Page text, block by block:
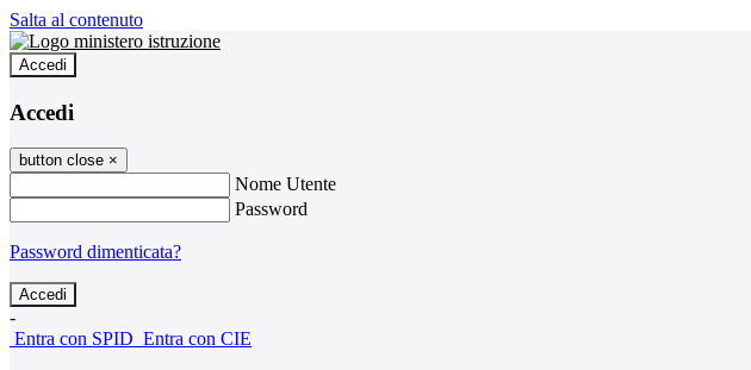
Salta al contenuto
Accedi
Accedi
button close ×
Nome Utente
Password
Password dimenticata?
-
Entra con SPID Entra con CIE